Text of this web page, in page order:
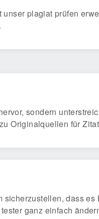
plagiat prüfen
sondern
Originalquellen für
dass es
ganz einfach